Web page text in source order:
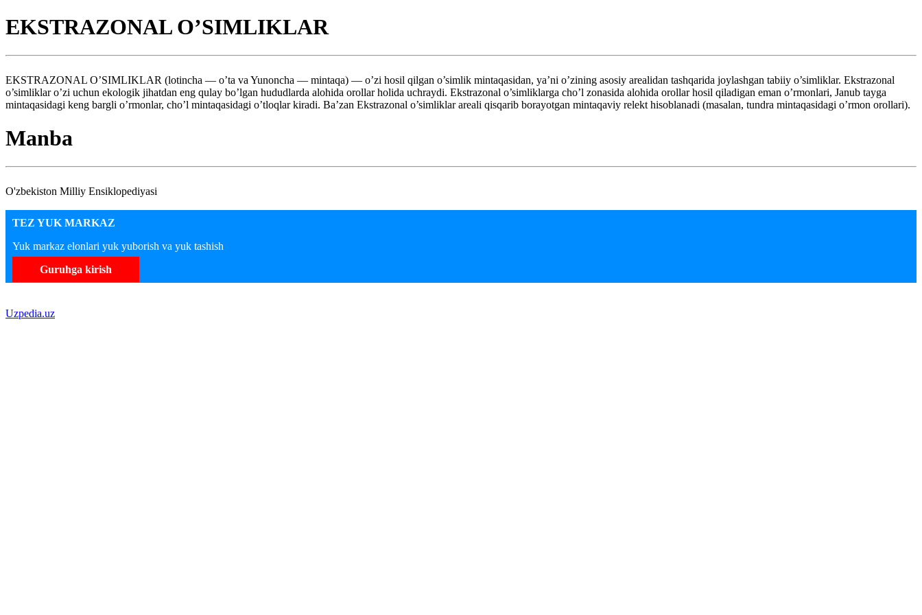
EKSTRAZONAL O’SIMLIKLAR
EKSTRAZONAL O’SIMLIKLAR (lotincha — o’ta va Yunoncha — mintaqa) — o’zi hosil qilgan o’simlik mintaqasidan, ya’ni o’zining asosiy arealidan tashqarida joylashgan tabiiy o’simliklar. Ekstrazonal
o’simliklar o’zi uchun ekologik jihatdan eng qulay bo’lgan hududlarda alohida orollar holida uchraydi. Ekstrazonal o’simliklarga cho’l zonasida alohida orollar hosil qiladigan eman o’rmonlari, Janub tayga
mintaqasidagi keng bargli o’rmonlar, cho’l mintaqasidagi o’tloqlar kiradi. Ba’zan Ekstrazonal o’simliklar areali qisqarib borayotgan mintaqaviy relekt hisoblanadi (masalan, tundra mintaqasidagi o’rmon orollari).
Manba
O'zbekiston Milliy Ensiklopediyasi
TEZ YUK MARKAZ
Yuk markaz elonlari yuk yuborish va yuk tashish
Guruhga kirish
Uzpedia.uz